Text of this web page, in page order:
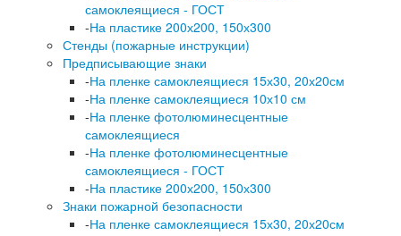
самоклеящиеся - ГОСТ
-На пластике 200х200, 150х300
Стенды (пожарные инструкции)
Предписывающие знаки
-На пленке самоклеящиеся 15х30, 20х20см
-На пленке самоклеящиеся 10х10 см
-На пленке фотолюминесцентные
самоклеящиеся
-На пленке фотолюминесцентные
самоклеящиеся - ГОСТ
-На пластике 200х200, 150х300
Знаки пожарной безопасности
-На пленке самоклеящиеся 15х30, 20х20см